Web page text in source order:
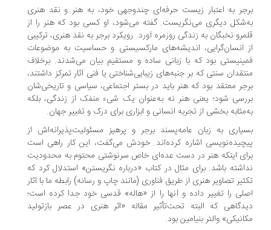
به اعتبار زیست حرفه‌ای چندوجهی خود، به هنر و نقد هنری
دیگری می‌نگریست. گفته می‌شود، او کسی بود که هنر را از
نخبگان به زندگی روزمره آورد. رویکرد برجر به نقد هنری، ترکیبی
انسان‌گرایی، اندیشه‌های مارکسیستی و حساسیت‌ به موضوعات
بود که با زبانی ساده و مستقیم بیان می‌شدند. برخلاف
سنتی که بر جنبه‌های زیبایی‌شناختی یا فنی آثار تمرکز داشتند،
معتقد بود که هنر باید در بستر اجتماعی، سیاسی و تاریخی‌شان
شود؛ یعنی هنر نه به‌عنوان یک شی‌ء منفک از زندگی، بلکه
بخشی از تجربه انسانی و ابزاری برای درک و تغییر جهان.
به زبان عامه‌پسند برجر و پرهیز مسئولیت‌پذیرانه‌اش از
اشاره کرده‌اند. خودش می‌گفت، این کار راهی است
اینکه هنر در دست عده‌ای خاص سرنوشتی محتوم به محدودیت
باشد. برای مثال در کتاب «درباره نگریستن» استدلال کرد که
تصاویر هنری از طریق فناوری (مانند چاپ و رسانه) رابطه ما با آثار
را تغییر داده و آنها را از «هاله» قدسی خود جدا کرده است؛
که البته تحت‌تأثیر مقاله‌ «اثر هنری در عصر بازتولید
والتر بنیامین بود.